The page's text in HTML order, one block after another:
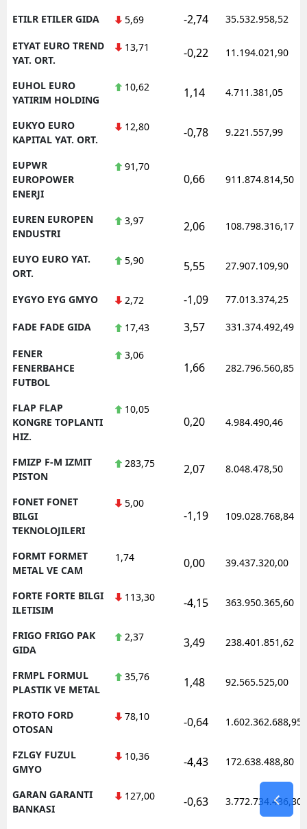
ETILR ETILER GIDA 5,69 -2,74 35.532.958,52
ETYAT EURO TREND
YAT. ORT.
13,71 -0,22 11.194.021,90
EUHOL EURO
YATIRIM HOLDING
10,62 1,14 4.711.381,05
EUKYO EURO
KAPITAL YAT. ORT.
12,80 -0,78 9.221.557,99
EUPWR
EUROPOWER
ENERJI
91,70
0,66 911.874.814,50
EUREN EUROPEN
ENDUSTRI
3,97 2,06 108.798.316,17
EUYO EURO YAT.
ORT.
5,90 5,55 27.907.109,90
EYGYO EYG GMYO 2,72 -1,09 77.013.374,25
FADE FADE GIDA 17,43 3,57 331.374.492,49
FENER
FENERBAHCE
FUTBOL
3,06
1,66 282.796.560,85
FLAP FLAP
KONGRE TOPLANTI
HIZ.
10,05
0,20 4.984.490,46
FMIZP F-M IZMIT
PISTON
283,75 2,07 8.048.478,50
FONET FONET
BILGI
TEKNOLOJILERI
5,00
-1,19 109.028.768,84
FORMT FORMET
METAL VE CAM
1,74 0,00 39.437.320,00
FORTE FORTE BILGI
ILETISIM
113,30 -4,15 363.950.365,60
FRIGO FRIGO PAK
GIDA
2,37 3,49 238.401.851,62
FRMPL FORMUL
PLASTIK VE METAL
35,76 1,48 92.565.525,00
FROTO FORD
OTOSAN
78,10 -0,64 1.602.362.688,95
FZLGY FUZUL
GMYO
10,36 -4,43 172.638.488,80
GARAN GARANTI
BANKASI
127,00 -0,63 3.772.734.436,30